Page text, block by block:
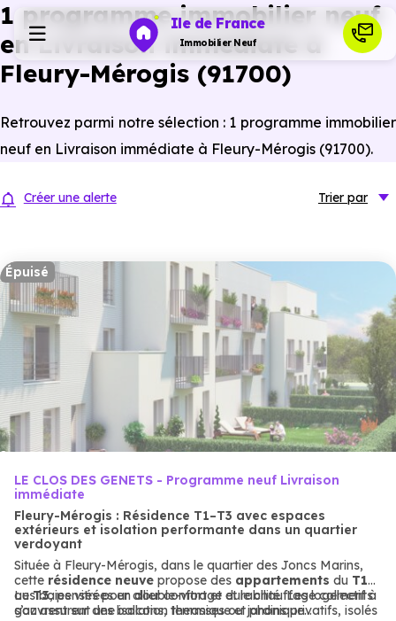
Ile de France
Immobilier Neuf
Actualités
Ressources
Financer
1 programme immobilier neuf
en Livraison immédiate à
Fleury-Mérogis (91700)
Retrouvez parmi notre sélection : 1 programme immobilier
neuf en Livraison immédiate à Fleury-Mérogis (91700).
Créer une alerte Trier par
Épuisé
LE CLOS DES GENETS - Programme neuf Livraison
immédiate
Fleury-Mérogis : Résidence T1–T3 avec espaces
extérieurs et isolation performante dans un quartier
verdoyant
Située à Fleury-Mérogis, dans le quartier des Joncs Marins,
cette résidence neuve propose des appartements du T1
auT3, pensés pour allier confort et durabilité. Les logements
s’ouvrent sur des balcons, terrasses ou jardins privatifs, isolés
Les baies vitrées en double-vitrage et le chauffage collectif à
gaz assurent une isolation thermique et phonique